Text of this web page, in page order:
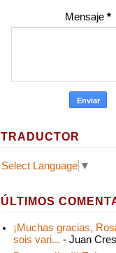
Mensaje *
TRADUCTOR
Select Language ▼
ÚLTIMOS
¡Muchas gracias,
sois vari... - Juan